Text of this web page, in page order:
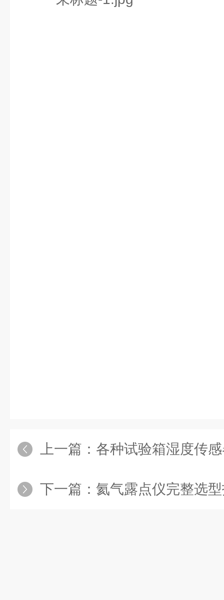
上一篇： 各种试验箱湿度传
下一篇： 氦气露点仪完整选型指